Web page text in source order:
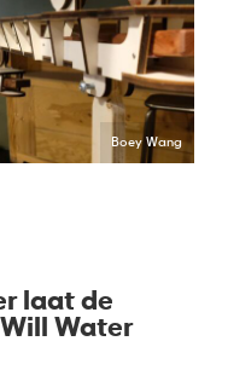
Boey Wang
laat de
Water